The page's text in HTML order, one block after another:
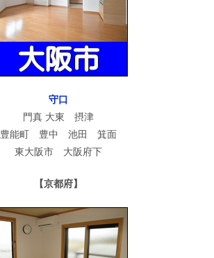
守口
門真 大東 摂津
豊能町 豊中 池田 箕面
東大阪市 大阪府下
【京都府】